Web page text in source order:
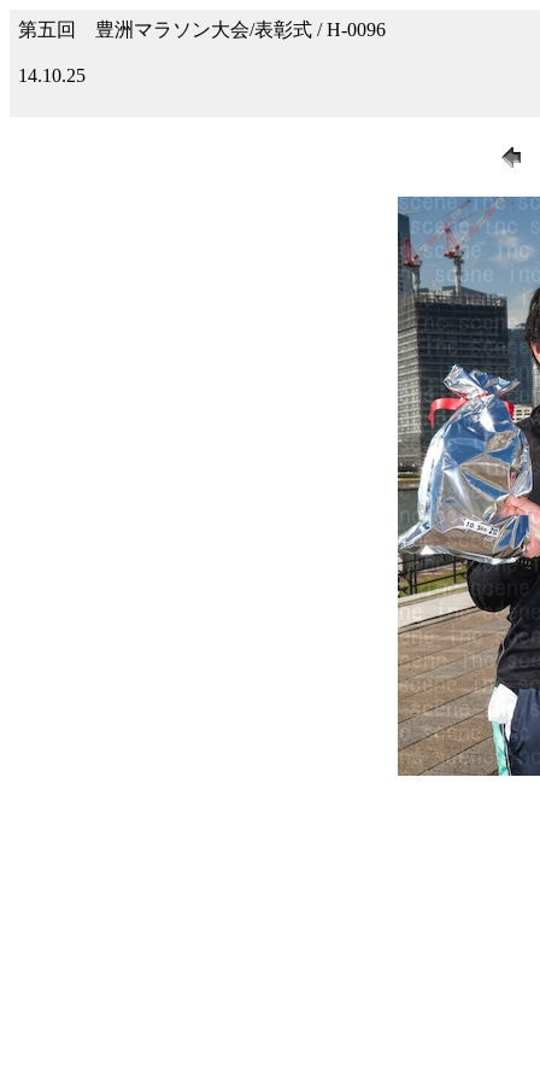
第五回 豊洲マラソン大会/表彰式 / H-0096
14.10.25